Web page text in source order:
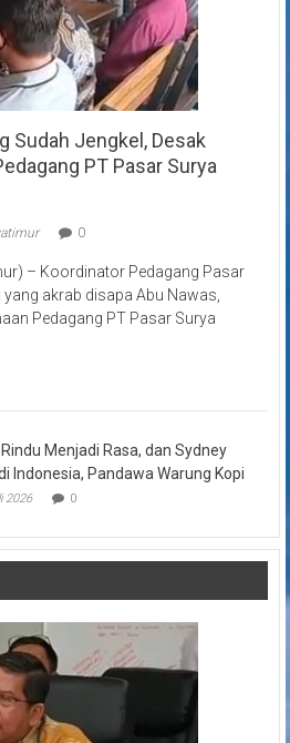
Sudah Jengkel, Desak
PT Pasar Surya
0
– Koordinator Pedagang Pasar
akrab disapa Abu Nawas,
Pedagang PT Pasar Surya
Menjadi Rasa, dan Sydney
Indonesia, Pandawa Warung Kopi
2026 0